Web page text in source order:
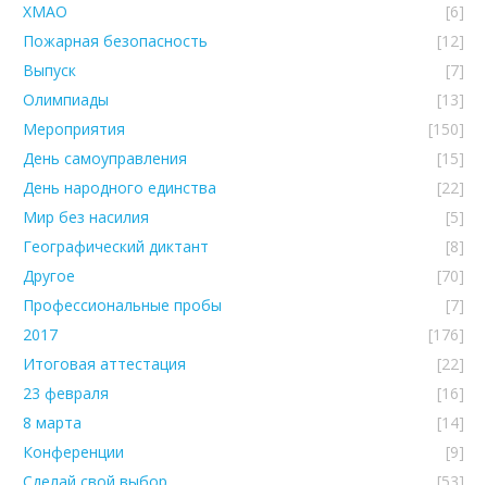
ХМАО
[6]
Пожарная безопасность
[12]
Выпуск
[7]
Олимпиады
[13]
Мероприятия
[150]
День самоуправления
[15]
День народного единства
[22]
Мир без насилия
[5]
Географический диктант
[8]
Другое
[70]
Профессиональные пробы
[7]
2017
[176]
Итоговая аттестация
[22]
23 февраля
[16]
8 марта
[14]
Конференции
[9]